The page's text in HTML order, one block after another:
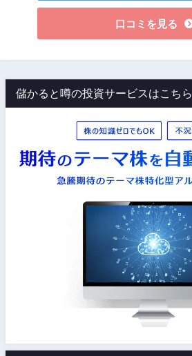
口コミを見る
儲かると噂の投資サービスはこちら